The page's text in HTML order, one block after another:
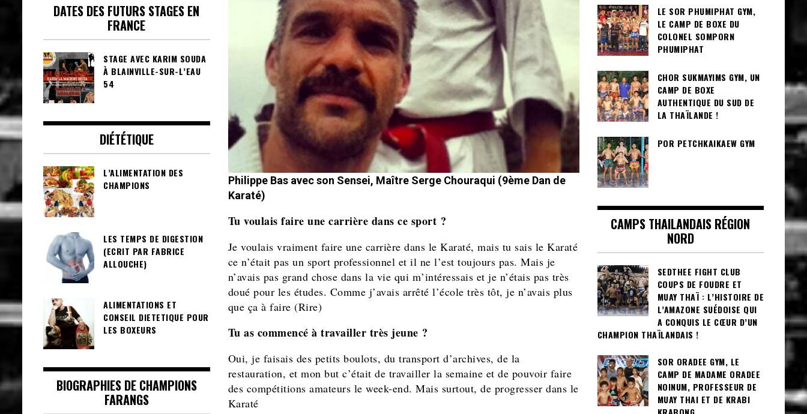
Philippe Bas avec son Sensei, Maître Serge Chouraqui (9ème Dan de
Karaté)
Tu voulais faire une carrière dans ce sport ?
Je voulais vraiment faire une carrière dans le Karaté, mais tu sais le Karaté
ce n’était pas un sport professionnel et il ne l’est toujours pas. Mais je
n’avais pas grand chose dans la vie qui m’intéressais et je n’étais pas très
doué pour les études. Comme j’avais arrêté l’école très tôt, je n’avais plus
que ça à faire (Rire)
Tu as commencé à travailler très jeune ?
Oui, je faisais des petits boulots, du transport d’archives, de la
restauration, et mon but c’était de travailler la semaine et de pouvoir faire
des compétitions amateurs le week-end. Mais surtout, de progresser dans le
Karaté
DATES DES FUTURS STAGES EN
FRANCE
STAGE AVEC KARIM SOUDA
À BLAINVILLE-SUR-L’EAU
54
DIÉTÉTIQUE
L’ALIMENTATION DES
CHAMPIONS
LES TEMPS DE DIGESTION
(ECRIT PAR FABRICE
ALLOUCHE)
ALIMENTATIONS ET
CONSEIL DIETETIQUE POUR
LES BOXEURS
BIOGRAPHIES DE CHAMPIONS
FARANGS
LE SOR PHUMIPHAT GYM,
LE CAMP DE BOXE DU
COLONEL SOMPORN
PHUMIPHAT
CHOR SUKMAYIMS GYM, UN
CAMP DE BOXE
AUTHENTIQUE DU SUD DE
LA THAÏLANDE !
POR PETCHKAIKAEW GYM
CAMPS THAILANDAIS RÉGION
NORD
SEDTHEE FIGHT CLUB
COUPS DE FOUDRE ET
MUAY THAÏ : L’HISTOIRE DE
L’AMAZONE SUÉDOISE QUI
A CONQUIS LE CŒUR D’UN
CHAMPION THAÏLANDAIS !
SOR ORADEE GYM, LE
CAMP DE MADAME ORADEE
NOINUM, PROFESSEUR DE
MUAY THAI ET DE KRABI